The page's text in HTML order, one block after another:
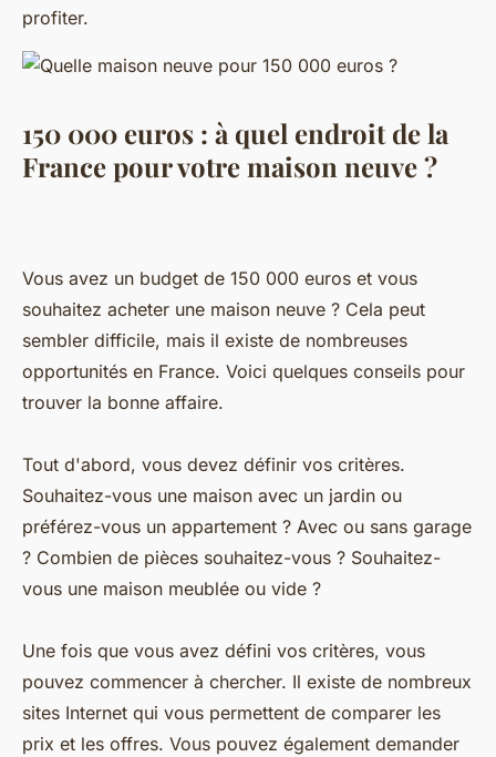
profiter.
150 000 euros : à quel endroit de la
France pour votre maison neuve ?
Vous avez un budget de 150 000 euros et vous
souhaitez acheter une maison neuve ? Cela peut
sembler difficile, mais il existe de nombreuses
opportunités en France. Voici quelques conseils pour
trouver la bonne affaire.
Tout d'abord, vous devez définir vos critères.
Souhaitez-vous une maison avec un jardin ou
préférez-vous un appartement ? Avec ou sans garage
? Combien de pièces souhaitez-vous ? Souhaitez-
vous une maison meublée ou vide ?
Une fois que vous avez défini vos critères, vous
pouvez commencer à chercher. Il existe de nombreux
sites Internet qui vous permettent de comparer les
prix et les offres. Vous pouvez également demander